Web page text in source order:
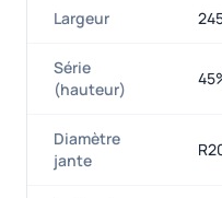
Largeur
Série
(hauteur)
Diamètre
jante